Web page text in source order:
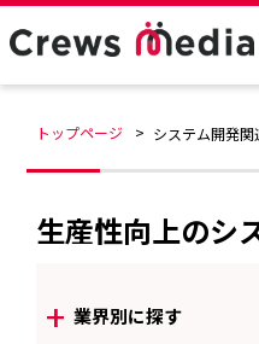
トップページ システム開発
生産性向上のシ
+ 業界別に探す